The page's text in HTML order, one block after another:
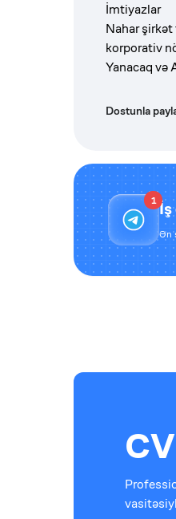
İmtiyazlar
Nahar
korporativ
Yanacaq və
Dostunla
1 İş
Ən